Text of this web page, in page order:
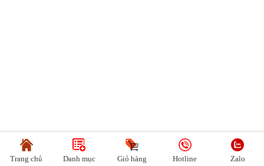
ngày.
Thiết kế kiểutủ lạnh Multi Door
giúp việc lấy thực phẩm
Trang chủ Danh mục Giỏ hàng Hotline Zalo